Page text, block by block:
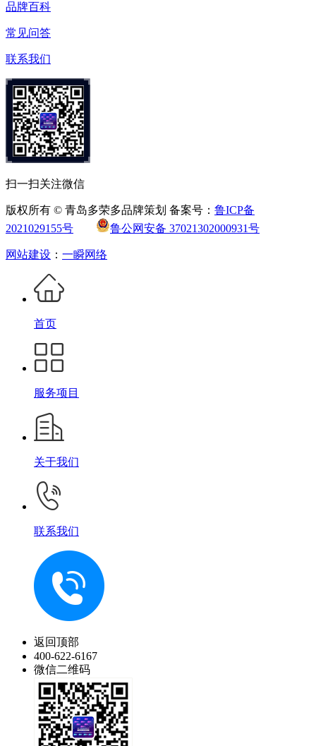
品牌百科
常见问答
联系我们
扫一扫关注微信
版权所有 © 青岛多荣多品牌策划 备案号： 鲁ICP备
2021029155号
鲁公网安备 37021302000931号
网站建设 ： 一瞬网络
首页
服务项目
关于我们
联系我们
返回顶部
400-622-6167
微信二维码